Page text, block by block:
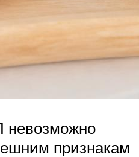
признакам